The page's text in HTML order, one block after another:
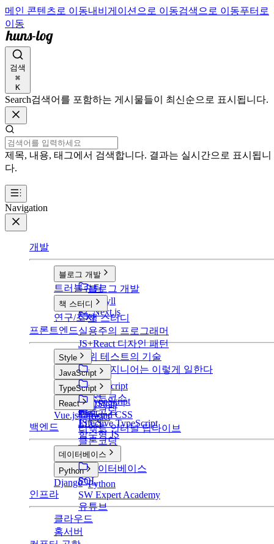
메인 콘텐츠로 이동내비게이션으로 이동검색으로 이동푸터로
이동
검색
⌘
K
Search검색어를 포함하는 게시물들이 최신순으로 표시됩니다.
제목, 내용, 태그에서 검색합니다. 결과는 실시간으로 표시됩니
다.
Navigation
개발
블로그 개발
블로그 개발
v1: Jekyll
v2: Next.js
트러블슈팅
책 스터디
책 스터디
실용주의 프로그래머
JS+React 디자인 패턴
단위 테스트의 기술
구글 엔지니어는 이렇게 일한다
연구/조사
프론트엔드
Style
Style
CSS
SCSS
BootStrap
Tailwind CSS
JavaScript
JavaScript
부스트코스
클론코딩
JS CS
함수형 JS
TypeScript
TypeScript
Basic
Effective TypeScript
React
React
리액트 인터널 딥다이브
클론코딩
Vue.js
백엔드
데이터베이스
데이터베이스
SQL
Python
Python
SW Expert Academy
유튜브
Django
인프라
클라우드
홈서버